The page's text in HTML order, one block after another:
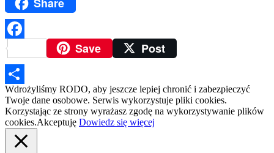
FacebookSave Post
Podziel
się
Wdrożyliśmy RODO, aby jeszcze lepiej chronić i zabezpieczyć
Twoje dane osobowe. Serwis wykorzystuje pliki cookies.
Korzystając ze strony wyrażasz zgodę na wykorzystywanie plików
cookies.Akceptuję Dowiedz się więcej